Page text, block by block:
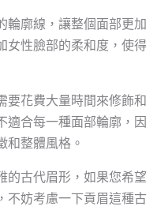
輪廓線，讓整個面部更加
女性臉部的柔和度，使得
要花費大量時間來修飾和
適合每一種面部輪廓，因
和整體風格。
的古代眉形，如果您希望
不妨考慮一下貢眉這種古